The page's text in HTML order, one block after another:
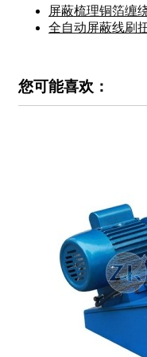
屏蔽梳理铜箔缠
全自动屏蔽线刷
您可能喜欢：